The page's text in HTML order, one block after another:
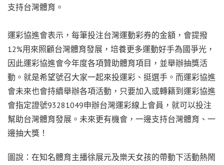
支持台灣體育。
運彩協進會表示，每筆投注台灣運動彩券的金額，會提撥
12%用來照顧台灣體育發展，培養更多運動好手為國爭光，
因此運彩協進會今年度各項贊助體育項目，並舉辦抽獎活
動。就是希望號召大家一起來投運彩、挺選手。而運彩協進
會未來也會持續舉辦各項活動，只要加入或轉籍到運彩協進
會指定證號93281049申辦台灣運彩線上會員，就可以投注
幫助台灣體育發展。未來更有機會，一邊支持台灣體育、一
邊抽大獎！
圖說：在知名體育主播徐展元及樂天女孩的帶動下活動熱鬧